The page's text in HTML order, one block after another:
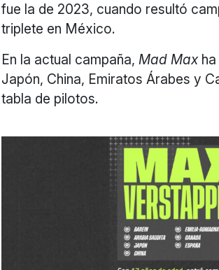
fue la de 2023, cuando resultó
triplete en México.
En la actual campaña,Mad Maxha
Japón, China, Emiratos Árabes y
tabla de pilotos.